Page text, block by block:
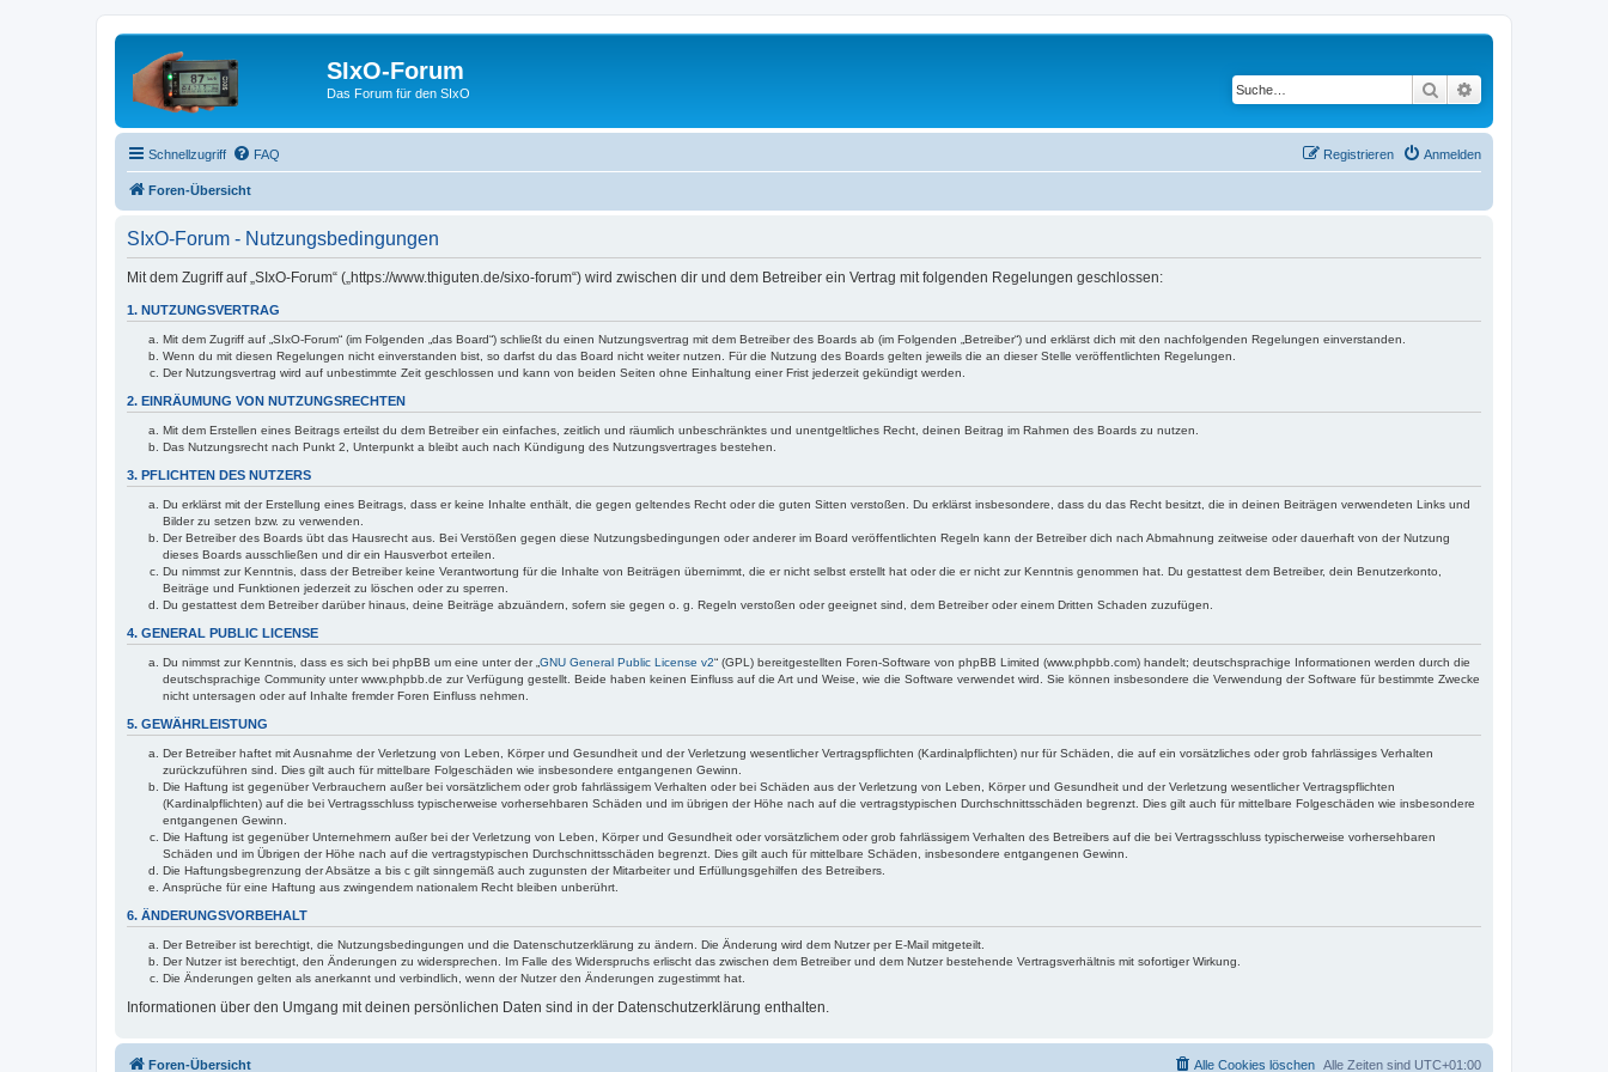
SIxO-Forum
Das Forum für den SIxO Suche
Schnellzugriff FAQ Anmelden
Registrieren
Foren-Übersicht
SIxO-Forum - Nutzungsbedingungen
Mit dem Zugriff auf „SIxO-Forum“ („https://www.thiguten.de/sixo-forum“) wird zwischen dir und dem Betreiber ein Vertrag mit folgenden Regelungen geschlossen:
1. NUTZUNGSVERTRAG
Mit dem Zugriff auf „SIxO-Forum“ (im Folgenden „das Board“) schließt du einen Nutzungsvertrag mit dem Betreiber des Boards ab (im Folgenden „Betreiber“) und erklärst dich mit den nachfolgenden Regelungen einverstanden.
Wenn du mit diesen Regelungen nicht einverstanden bist, so darfst du das Board nicht weiter nutzen. Für die Nutzung des Boards gelten jeweils die an dieser Stelle veröffentlichten Regelungen.
Der Nutzungsvertrag wird auf unbestimmte Zeit geschlossen und kann von beiden Seiten ohne Einhaltung einer Frist jederzeit gekündigt werden.
2. EINRÄUMUNG VON NUTZUNGSRECHTEN
Mit dem Erstellen eines Beitrags erteilst du dem Betreiber ein einfaches, zeitlich und räumlich unbeschränktes und unentgeltliches Recht, deinen Beitrag im Rahmen des Boards zu nutzen.
Das Nutzungsrecht nach Punkt 2, Unterpunkt a bleibt auch nach Kündigung des Nutzungsvertrages bestehen.
3. PFLICHTEN DES NUTZERS
Du erklärst mit der Erstellung eines Beitrags, dass er keine Inhalte enthält, die gegen geltendes Recht oder die guten Sitten verstoßen. Du erklärst insbesondere, dass du das Recht besitzt, die in deinen Beiträgen verwendeten Links und
Bilder zu setzen bzw. zu verwenden.
Der Betreiber des Boards übt das Hausrecht aus. Bei Verstößen gegen diese Nutzungsbedingungen oder anderer im Board veröffentlichten Regeln kann der Betreiber dich nach Abmahnung zeitweise oder dauerhaft von der Nutzung
dieses Boards ausschließen und dir ein Hausverbot erteilen.
Du nimmst zur Kenntnis, dass der Betreiber keine Verantwortung für die Inhalte von Beiträgen übernimmt, die er nicht selbst erstellt hat oder die er nicht zur Kenntnis genommen hat. Du gestattest dem Betreiber, dein Benutzerkonto,
Beiträge und Funktionen jederzeit zu löschen oder zu sperren.
Du gestattest dem Betreiber darüber hinaus, deine Beiträge abzuändern, sofern sie gegen o. g. Regeln verstoßen oder geeignet sind, dem Betreiber oder einem Dritten Schaden zuzufügen.
4. GENERAL PUBLIC LICENSE
Du nimmst zur Kenntnis, dass es sich bei phpBB um eine unter der „ GNU General Public License v2“ (GPL) bereitgestellten Foren-Software von phpBB Limited (www.phpbb.com) handelt; deutschsprachige Informationen werden durch die
deutschsprachige Community unter www.phpbb.de zur Verfügung gestellt. Beide haben keinen Einfluss auf die Art und Weise, wie die Software verwendet wird. Sie können insbesondere die Verwendung der Software für bestimmte Zwecke
nicht untersagen oder auf Inhalte fremder Foren Einfluss nehmen.
5. GEWÄHRLEISTUNG
Der Betreiber haftet mit Ausnahme der Verletzung von Leben, Körper und Gesundheit und der Verletzung wesentlicher Vertragspflichten (Kardinalpflichten) nur für Schäden, die auf ein vorsätzliches oder grob fahrlässiges Verhalten
zurückzuführen sind. Dies gilt auch für mittelbare Folgeschäden wie insbesondere entgangenen Gewinn.
Die Haftung ist gegenüber Verbrauchern außer bei vorsätzlichem oder grob fahrlässigem Verhalten oder bei Schäden aus der Verletzung von Leben, Körper und Gesundheit und der Verletzung wesentlicher Vertragspflichten
(Kardinalpflichten) auf die bei Vertragsschluss typischerweise vorhersehbaren Schäden und im übrigen der Höhe nach auf die vertragstypischen Durchschnittsschäden begrenzt. Dies gilt auch für mittelbare Folgeschäden wie insbesondere
entgangenen Gewinn.
Die Haftung ist gegenüber Unternehmern außer bei der Verletzung von Leben, Körper und Gesundheit oder vorsätzlichem oder grob fahrlässigem Verhalten des Betreibers auf die bei Vertragsschluss typischerweise vorhersehbaren
Schäden und im Übrigen der Höhe nach auf die vertragstypischen Durchschnittsschäden begrenzt. Dies gilt auch für mittelbare Schäden, insbesondere entgangenen Gewinn.
Die Haftungsbegrenzung der Absätze a bis c gilt sinngemäß auch zugunsten der Mitarbeiter und Erfüllungsgehilfen des Betreibers.
Ansprüche für eine Haftung aus zwingendem nationalem Recht bleiben unberührt.
6. ÄNDERUNGSVORBEHALT
Der Betreiber ist berechtigt, die Nutzungsbedingungen und die Datenschutzerklärung zu ändern. Die Änderung wird dem Nutzer per E-Mail mitgeteilt.
Der Nutzer ist berechtigt, den Änderungen zu widersprechen. Im Falle des Widerspruchs erlischt das zwischen dem Betreiber und dem Nutzer bestehende Vertragsverhältnis mit sofortiger Wirkung.
Die Änderungen gelten als anerkannt und verbindlich, wenn der Nutzer den Änderungen zugestimmt hat.
Informationen über den Umgang mit deinen persönlichen Daten sind in der Datenschutzerklärung enthalten.
Foren-Übersicht Alle Zeiten sind UTC+01:00
Alle Cookies löschen